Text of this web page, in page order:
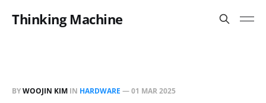
Thinking Machine
BYWOOJIN KIM IN HARDWARE —01 MAR 2025